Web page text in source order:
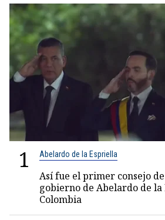
1 Abelardo de la Espriella
Así fue el primer consejo
gobierno de Abelardo de
Colombia